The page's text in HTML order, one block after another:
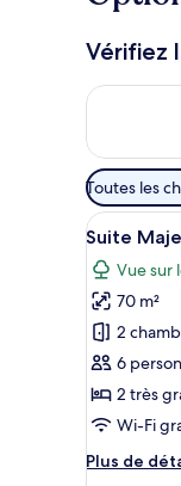
Vérifiez
Vérifier la
Filtres
pour
les
chambres
Toutes les
Afficher
toutes
les
photos
pour
ce
type
de
chambre :
Suite
8
Suite
Vue sur
70 m²
2
6
2 très
Wi-Fi
Plus de
Plus